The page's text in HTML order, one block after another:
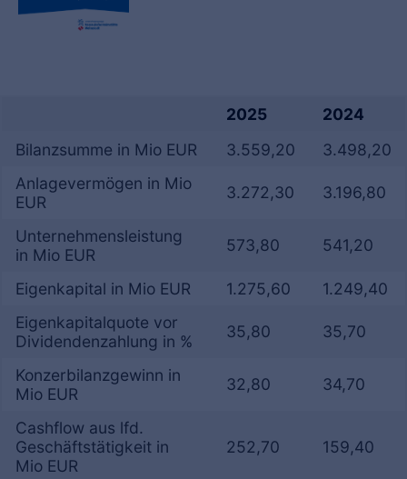
2025
2024
Bilanzsumme in Mio EUR
3.559,20
3.498,20
Anlagevermögen in Mio
EUR
3.272,30 3.196,80
Unternehmensleistung
in Mio EUR
573,80 541,20
Eigenkapital in Mio EUR 1.275,60
1.249,40
Eigenkapitalquote vor
Dividendenzahlung in %
35,80 35,70
Konzerbilanzgewinn in
Mio EUR
32,80 34,70
Cashflow aus lfd.
Geschäftstätigkeit in
Mio EUR
252,70 159,40